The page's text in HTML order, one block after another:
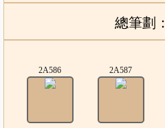
總筆劃：
2A586 2A587